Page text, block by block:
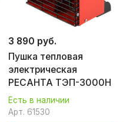
3 890 руб.
Пушка тепловая
электрическая
РЕСАНТА ТЭП-3000Н
Есть в наличии
Арт. 61530